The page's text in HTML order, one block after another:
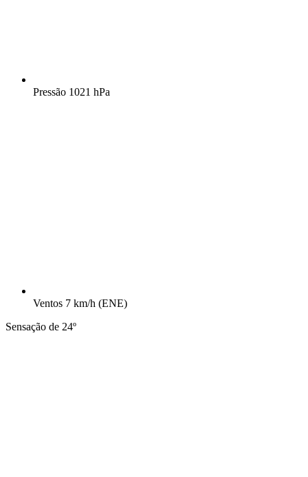
Pressão 1021 hPa
Ventos 7 km/h (ENE)
Sensação de 24º